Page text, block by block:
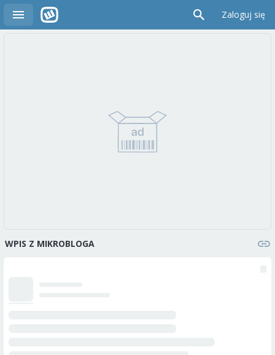
Zaloguj się
WPIS Z MIKROBLOGA